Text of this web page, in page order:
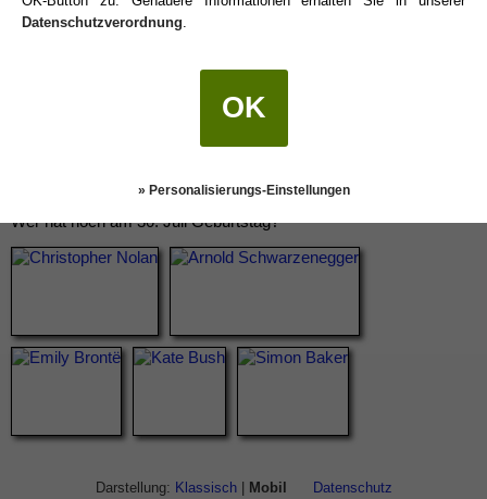
Wer hat noch am 30. Juli Geburtstag?
Darstellung: Klassisch| Mobil Datenschutz
Datenschutzverordnung
OK
» Personalisierungs-Einstellungen